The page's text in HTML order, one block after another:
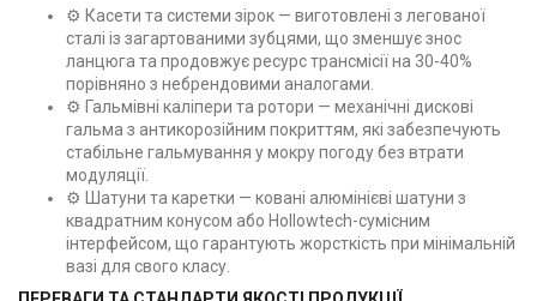
⚙️ Касети та системи зірок — виготовлені з легованої
сталі із загартованими зубцями, що зменшує знос
ланцюга та продовжує ресурс трансмісії на 30-40%
порівняно з небрендовими аналогами.
⚙️ Гальмівні каліпери та ротори — механічні дискові
гальма з антикорозійним покриттям, які забезпечують
стабільне гальмування у мокру погоду без втрати
модуляції.
⚙️ Шатуни та каретки — ковані алюмінієві шатуни з
квадратним конусом або Hollowtech-сумісним
інтерфейсом, що гарантують жорсткість при мінімальній
вазі для свого класу.